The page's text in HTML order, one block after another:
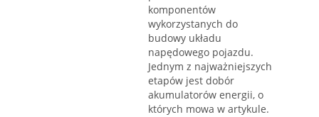
komponentów
wykorzystanych do
budowy układu
napędowego pojazdu.
Jednym z najważniejszych
etapów jest dobór
akumulatorów energii, o
których mowa w artykule.